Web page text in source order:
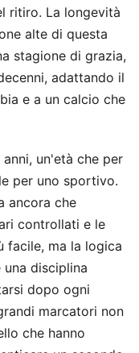
ritiro. La longevità
alte di questa
stagione di grazia,
adattando il
e a un calcio che
un'età che per
per uno sportivo.
ancora che
controllati e le
facile, ma la logica
disciplina
dopo ogni
marcatori non
che hanno